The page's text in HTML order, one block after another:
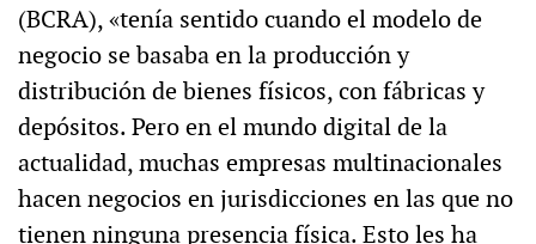
(BCRA), «tenía sentido cuando el modelo de
negocio se basaba en la producción y
distribución de bienes físicos, con fábricas y
depósitos. Pero en el mundo digital de la
actualidad, muchas empresas multinacionales
hacen negocios en jurisdicciones en las que no
tienen ninguna presencia física. Esto les ha